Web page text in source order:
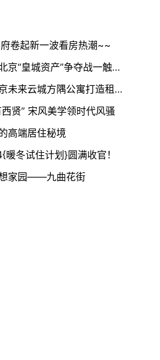
卷起新一波看房热潮~~
中央定调楼市起舞，北京“皇城资产”争夺战一触即发
领航奖标杆项目！北京未来云城方隅公寓打造租住生活新范式
贤” 宋风美学领时代风骚
高端居住秘境
冬试住计划}圆满收官！
家园——九曲花街